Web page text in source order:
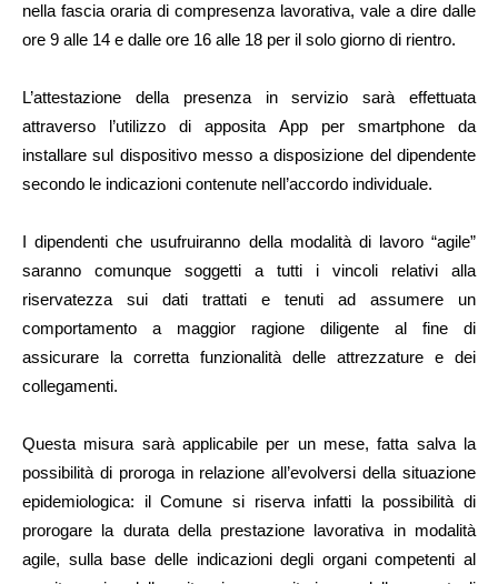
nella fascia oraria di compresenza lavorativa, vale a dire dalle
ore 9 alle 14 e dalle ore 16 alle 18 per il solo giorno di rientro.
L’attestazione della presenza in servizio sarà effettuata
attraverso l’utilizzo di apposita App per smartphone da
installare sul dispositivo messo a disposizione del dipendente
secondo le indicazioni contenute nell’accordo individuale.
I dipendenti che usufruiranno della modalità di lavoro “agile”
saranno comunque soggetti a tutti i vincoli relativi alla
riservatezza sui dati trattati e tenuti ad assumere un
comportamento a maggior ragione diligente al fine di
assicurare la corretta funzionalità delle attrezzature e dei
collegamenti.
Questa misura sarà applicabile per un mese, fatta salva la
possibilità di proroga in relazione all’evolversi della situazione
epidemiologica: il Comune si riserva infatti la possibilità di
prorogare la durata della prestazione lavorativa in modalità
agile, sulla base delle indicazioni degli organi competenti al